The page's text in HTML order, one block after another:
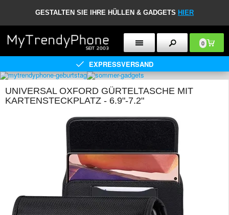
GESTALTEN SIE IHRE HÜLLEN & GADGETS HIER
0
EXPRESSVERSAND
UNIVERSAL OXFORD GÜRTELTASCHE MIT
KARTENSTECKPLATZ - 6.9"-7.2"